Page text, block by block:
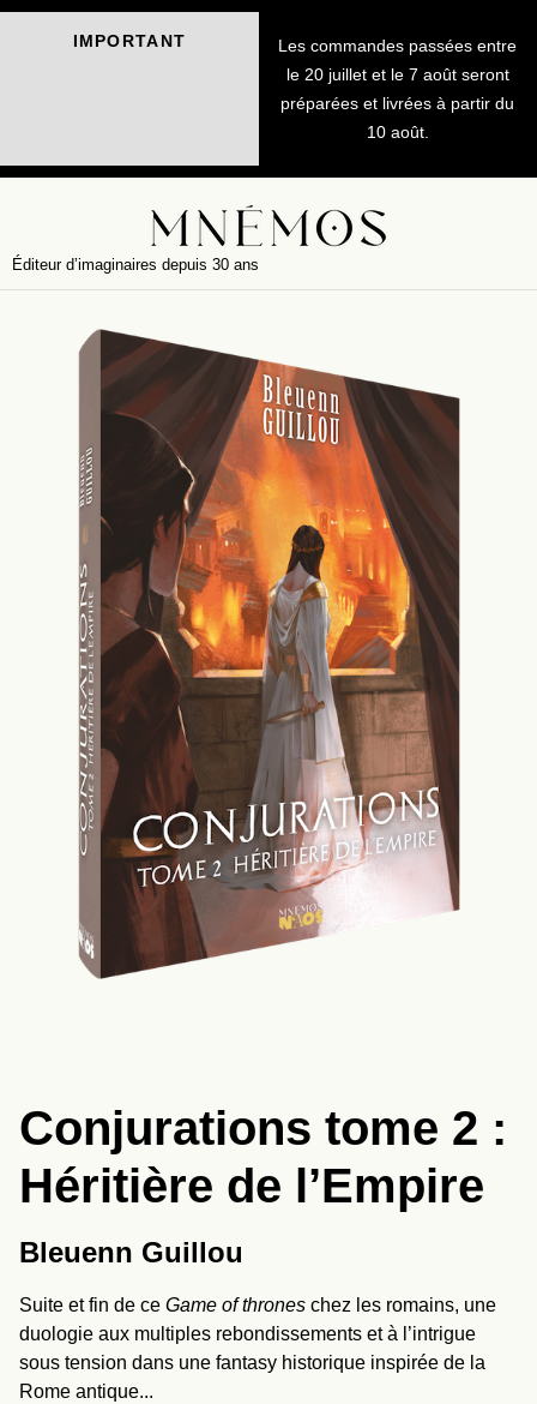
IMPORTANT
Les commandes passées entre
le 20 juillet et le 7 août seront
préparées et livrées à partir du
10 août.
Éditeur d’imaginaires depuis 30 ans
Conjurations tome 2 :
Héritière de l’Empire
Bleuenn Guillou
Suite et fin de ce Game of thrones chez les romains, une
duologie aux multiples rebondissements et à l’intrigue
sous tension dans une fantasy historique inspirée de la
Rome antique...